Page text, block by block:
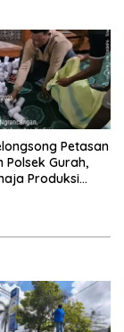
Petasan
Polsek Gurah,
Produksi